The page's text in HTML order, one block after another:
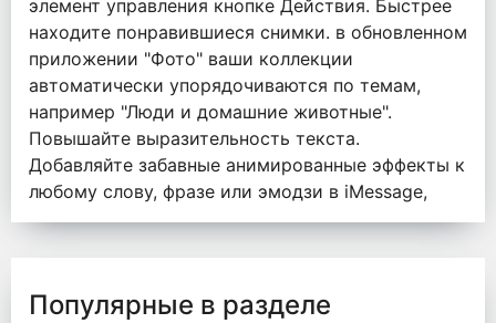
элемент управления кнопке Действия. Быстрее
находите понравившиеся снимки. в обновленном
приложении "Фото" ваши коллекции
автоматически упорядочиваются по темам,
например "Люди и домашние животные".
Повышайте выразительность текста.
Добавляйте забавные анимированные эффекты к
любому слову, фразе или эмодзи в iMessage,
Популярные в разделе